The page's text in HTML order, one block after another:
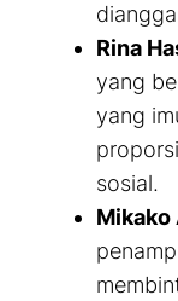
Rina
yang
yang
sosial.
Mikako